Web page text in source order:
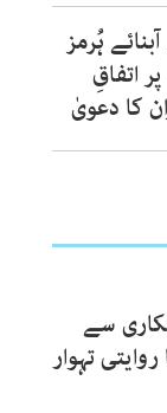
ہُرمز
اتفاقِ
کا دعویٰ
سے
تہوار